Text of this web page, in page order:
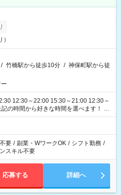
/ 竹橋駅から徒歩10分 / 神保町駅から徒
12:30～22:00 15:30～21:00 12:30～
があります
要 / 副業・WワークOK / シフト勤務 /
スキル不要
応募する 詳細へ